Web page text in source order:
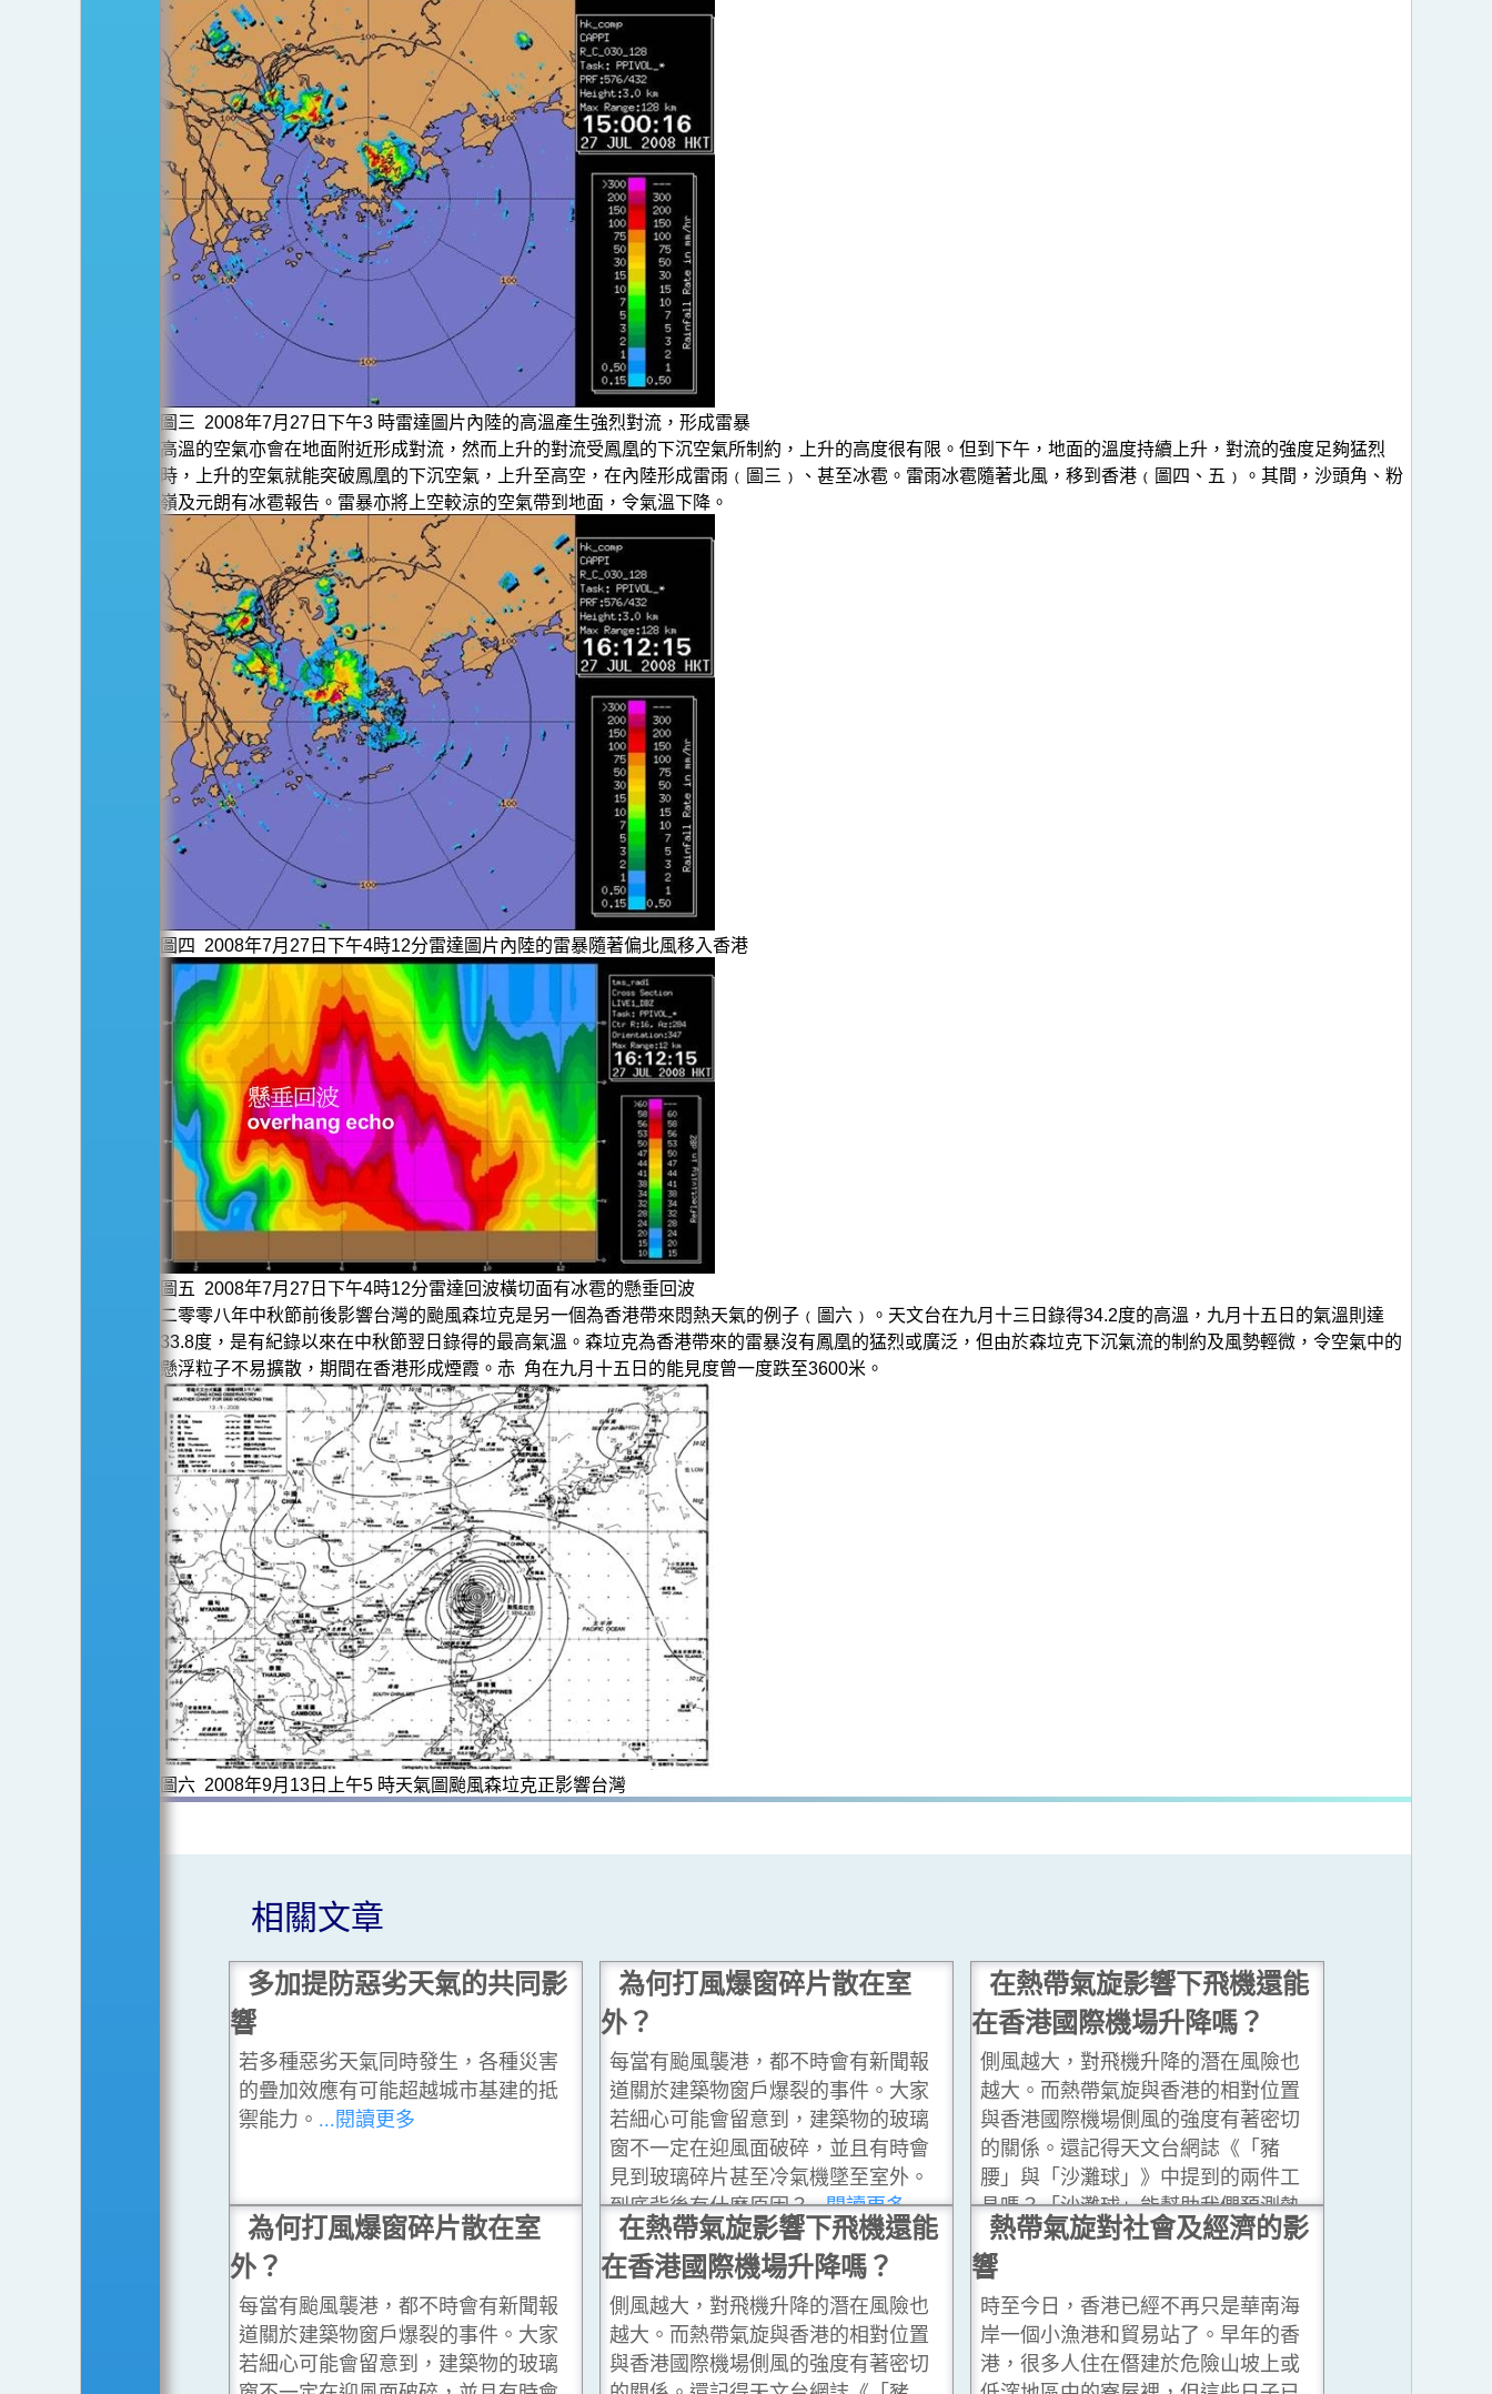
圖三 2008年7月27日下午3 時雷達圖片內陸的高溫產生強烈對流，形成雷暴
高溫的空氣亦會在地面附近形成對流，然而上升的對流受鳳凰的下沉空氣所制約，上升的高度很有限。但到下午，地面的溫度持續上升，對流的強度足夠猛烈
時，上升的空氣就能突破鳳凰的下沉空氣，上升至高空，在內陸形成雷雨﹙圖三﹚、甚至冰雹。雷雨冰雹隨著北風，移到香港﹙圖四、五﹚。其間，沙頭角、粉
嶺及元朗有冰雹報告。雷暴亦將上空較涼的空氣帶到地面，令氣溫下降。
圖四 2008年7月27日下午4時12分雷達圖片內陸的雷暴隨著偏北風移入香港
圖五 2008年7月27日下午4時12分雷達回波橫切面有冰雹的懸垂回波
二零零八年中秋節前後影響台灣的颱風森垃克是另一個為香港帶來悶熱天氣的例子﹙圖六﹚。天文台在九月十三日錄得34.2度的高溫，九月十五日的氣溫則達
33.8度，是有紀錄以來在中秋節翌日錄得的最高氣溫。森垃克為香港帶來的雷暴沒有鳳凰的猛烈或廣泛，但由於森垃克下沉氣流的制約及風勢輕微，令空氣中的
懸浮粒子不易擴散，期間在香港形成煙霞。赤 角在九月十五日的能見度曾一度跌至3600米。
圖六 2008年9月13日上午5 時天氣圖颱風森垃克正影響台灣
相關文章
多加提防惡劣天氣的共同影
響
若多種惡劣天氣同時發生，各種災害
的疊加效應有可能超越城市基建的抵
禦能力。 ...閱讀更多
為何打風爆窗碎片散在室
外？
每當有颱風襲港，都不時會有新聞報
道關於建築物窗戶爆裂的事件。大家
若細心可能會留意到，建築物的玻璃
窗不一定在迎風面破碎，並且有時會
見到玻璃碎片甚至冷氣機墜至室外。
到底背後有什麼原因？...閱讀更多
在熱帶氣旋影響下飛機還能
在香港國際機場升降嗎？
側風越大，對飛機升降的潛在風險也
越大。而熱帶氣旋與香港的相對位置
與香港國際機場側風的強度有著密切
的關係。還記得天文台網誌《「豬
腰」與「沙灘球」》中提到的兩件工
具嗎？「沙灘球」能幫助我們預測熱
帶氣旋會否為機場帶來側風。...閱讀
更多
為何打風爆窗碎片散在室
外？
每當有颱風襲港，都不時會有新聞報
道關於建築物窗戶爆裂的事件。大家
若細心可能會留意到，建築物的玻璃
在熱帶氣旋影響下飛機還能
在香港國際機場升降嗎？
側風越大，對飛機升降的潛在風險也
越大。而熱帶氣旋與香港的相對位置
與香港國際機場側風的強度有著密切
熱帶氣旋對社會及經濟的影
響
時至今日，香港已經不再只是華南海
岸一個小漁港和貿易站了。早年的香
港，很多人住在僭建於危險山坡上或